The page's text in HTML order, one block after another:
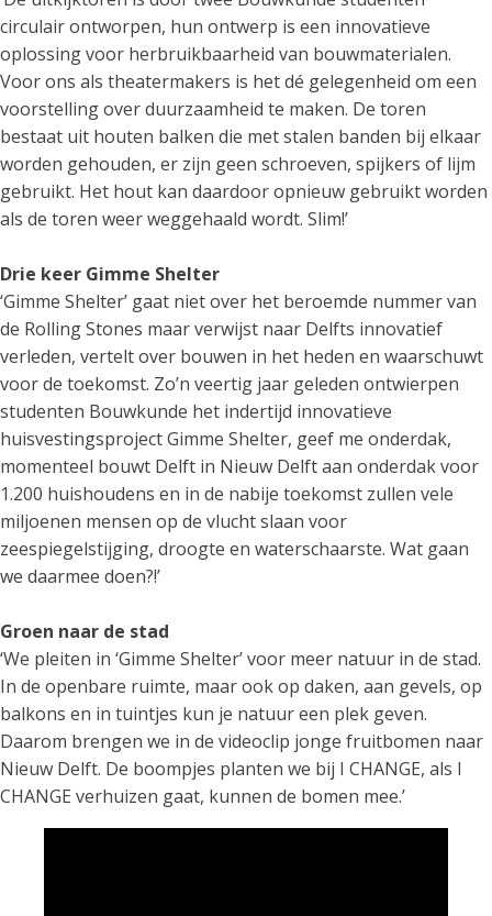
circulair ontworpen, hun ontwerp is een innovatieve
oplossing voor herbruikbaarheid van bouwmaterialen.
Voor ons als theatermakers is het dé gelegenheid om een
voorstelling over duurzaamheid te maken. De toren
bestaat uit houten balken die met stalen banden bij elkaar
worden gehouden, er zijn geen schroeven, spijkers of lijm
gebruikt. Het hout kan daardoor opnieuw gebruikt worden
als de toren weer weggehaald wordt. Slim!’
Drie keer Gimme Shelter
‘Gimme Shelter’ gaat niet over het beroemde nummer van
de Rolling Stones maar verwijst naar Delfts innovatief
verleden, vertelt over bouwen in het heden en waarschuwt
voor de toekomst. Zo’n veertig jaar geleden ontwierpen
studenten Bouwkunde het indertijd innovatieve
huisvestingsproject Gimme Shelter, geef me onderdak,
momenteel bouwt Delft in Nieuw Delft aan onderdak voor
1.200 huishoudens en in de nabije toekomst zullen vele
miljoenen mensen op de vlucht slaan voor
zeespiegelstijging, droogte en waterschaarste. Wat gaan
we daarmee doen?!’
Groen naar de stad
‘We pleiten in ‘Gimme Shelter’ voor meer natuur in de stad.
In de openbare ruimte, maar ook op daken, aan gevels, op
balkons en in tuintjes kun je natuur een plek geven.
Daarom brengen we in de videoclip jonge fruitbomen naar
Nieuw Delft. De boompjes planten we bij I CHANGE, als I
CHANGE verhuizen gaat, kunnen de bomen mee.’